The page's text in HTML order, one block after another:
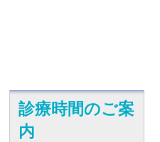
診療時間のご案
内